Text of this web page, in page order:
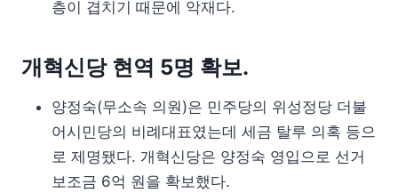
층이 겹치기 때문에 악재다.
개혁신당 현역 5명 확보.
양정숙(무소속 의원)은 민주당의 위성정당 더불
어시민당의 비례대표였는데 세금 탈루 의혹 등으
로 제명됐다. 개혁신당은 양정숙 영입으로 선거
보조금 6억 원을 확보했다.